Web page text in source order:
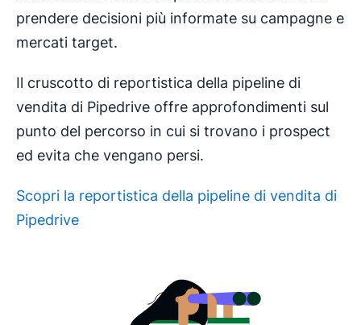
prendere decisioni più informate su campagne e
mercati target.
Il cruscotto di reportistica della pipeline di
vendita di Pipedrive offre approfondimenti sul
punto del percorso in cui si trovano i prospect
ed evita che vengano persi.
Scopri la reportistica della pipeline di vendita di
Pipedrive